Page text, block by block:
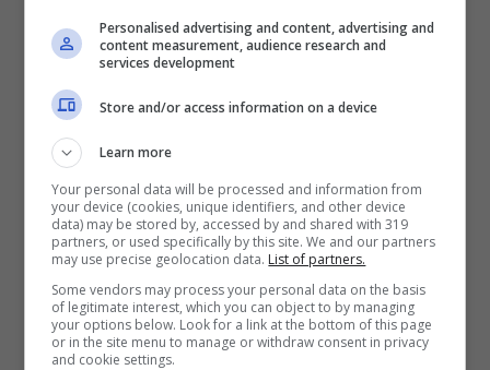
Katarina. Ahhhh, caro Alex, una ne pensi
cento ne fai!
Articoli recenti
Bellezza
come proteggere il viso
ogni giorno
Bellezza
Personalised advertising and content, advertising and
content measurement, audience research and
services development
Store and/or access information on a device
Learn more
Your personal data will be processed and information from
your device (cookies, unique identifiers, and other device
data) may be stored by, accessed by and shared with 319
partners, or used specifically by this site. We and our partners
may use precise geolocation data. List of partners.
Some vendors may process your personal data on the basis
of legitimate interest, which you can object to by managing
your options below. Look for a link at the bottom of this page
or in the site menu to manage or withdraw consent in privacy
and cookie settings.